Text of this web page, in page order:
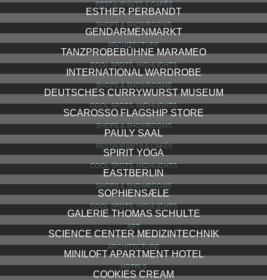
RESTAURANTS & CAFÉS
ESTHER PERBANDT
SHOPS & SHOWROOMS
GENDARMENMARKT
ARCHITECTURE
TANZPROBEBÜHNE MARAMEO
COOL SPOTS, HIGHLIGHTS
INTERNATIONAL WARDROBE
SHOPS & SHOWROOMS
DEUTSCHES CURRYWURST MUSEUM
COOL SPOTS, HIGHLIGHTS
SCAROSSO FLAGSHIP STORE
SHOPS & SHOWROOMS
PAULY SAAL
RESTAURANTS & CAFÉS
SPIRIT YOGA
COOL SPOTS, HIGHLIGHTS
EASTBERLIN
SHOPS & SHOWROOMS
SOPHIENSÆLE
COOL SPOTS, HIGHLIGHTS
GALERIE THOMAS SCHULTE
ART
SCIENCE CENTER MEDIZINTECHNIK
ARCHITECTURE
MINILOFT APARTMENT HOTEL
HOTELS
COOKIES CREAM